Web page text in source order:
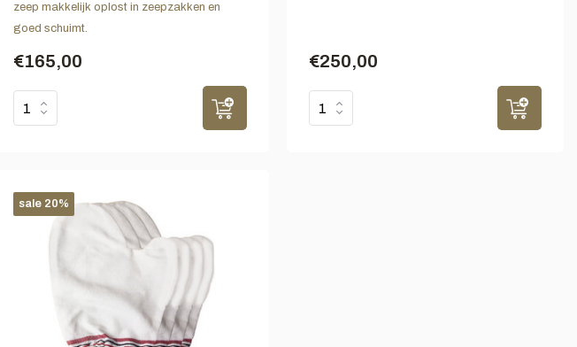
zeep makkelijk oplost in zeepzakken en
goed schuimt.
€165,00 €250,00
sale 20%